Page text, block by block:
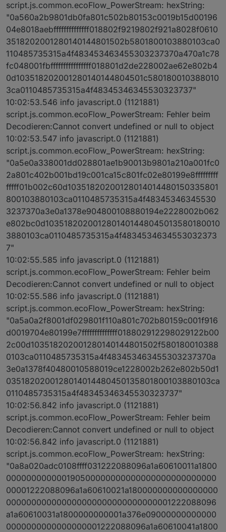
script.js.common.ecoFlow_PowerStream: hexString:
"0a560a2b9801db0fa801c502b80153c0019b15d00196
04e8018aebffffffffffffff018802f9219802f921a8028f0610
3518202001280140144801502b5801800103880103ca0
110485735315a4f483453463455303237370a470a1c78
fc048001fbffffffffffffffff018801d2de228002ae62e802b4
0d103518202001280140144804501c580180010388010
3ca0110485735315a4f48345346345530323737"
10:02:53.546 info javascript.0 (1121881)
script.js.common.ecoFlow_PowerStream: Fehler beim
Decodieren:Cannot convert undefined or null to object
10:02:53.547 info javascript.0 (1121881)
script.js.common.ecoFlow_PowerStream: hexString:
"0a5e0a338001dd028801ae1b90013b9801a210a001fc0
2a801c402b001bd19c001ca15c801fc02e80199e8fffffffff
fffff01b002c60d10351820200128014014480150335801
800103880103ca0110485735315a4f48345346345530
3237370a3e0a1378e904800108880194e2228002b062
e802bc0d1035182020012801401448045013580180010
3880103ca0110485735315a4f4834534634553032373
7"
10:02:55.585 info javascript.0 (1121881)
script.js.common.ecoFlow_PowerStream: Fehler beim
Decodieren:Cannot convert undefined or null to object
10:02:55.586 info javascript.0 (1121881)
script.js.common.ecoFlow_PowerStream: hexString:
"0a5a0a2f8001df029801f110a801c702b80159c001f916
d0019704e80199e7ffffffffffffff018802912298029122b00
2c00d103518202001280140144801502f580180010388
0103ca0110485735315a4f483453463455303237370a
3e0a1378f40480010588019ce1228002b262e802b50d1
0351820200128014014480450135801800103880103ca
0110485735315a4f48345346345530323737"
10:02:56.842 info javascript.0 (1121881)
script.js.common.ecoFlow_PowerStream: Fehler beim
Decodieren:Cannot convert undefined or null to object
10:02:56.842 info javascript.0 (1121881)
script.js.common.ecoFlow_PowerStream: hexString:
"0a8a020adc0108ffff031222088096a1a60610011a1800
000000000000190500000000000000000000000000
00001222088096a1a60610021a180000000000000000
000000000000000000000000000000001222088096
a1a60610031a1800000000001a376e09000000000000
0000000000000000001222088096a1a60610041a1800